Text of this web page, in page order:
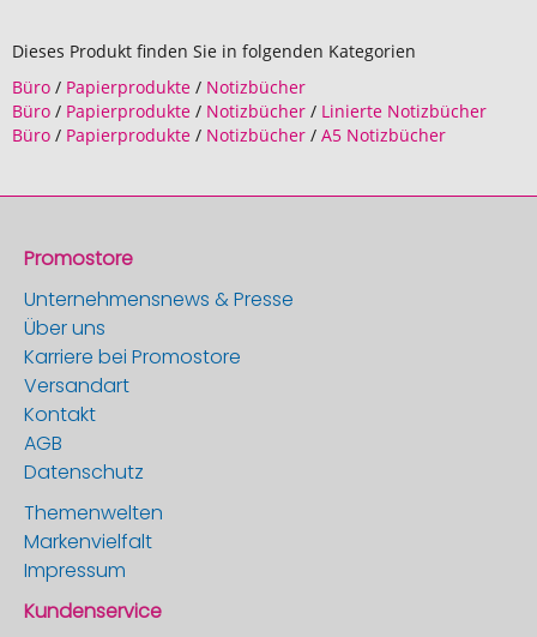
Dieses Produkt finden Sie in folgenden Kategorien
Büro / Papierprodukte / Notizbücher
Büro / Papierprodukte / Notizbücher / Linierte Notizbücher
Büro / Papierprodukte / Notizbücher / A5 Notizbücher
Promostore
Unternehmensnews & Presse
Über uns
Karriere bei Promostore
Versandart
Kontakt
AGB
Datenschutz
Themenwelten
Markenvielfalt
Impressum
Kundenservice